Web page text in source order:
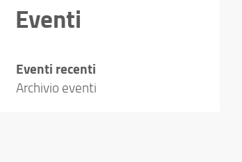
Eventi
Eventi recenti
Archivio eventi